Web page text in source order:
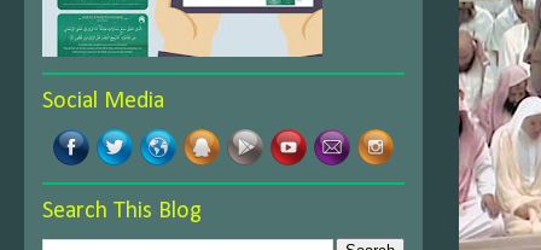
Social Media
Search This Blog